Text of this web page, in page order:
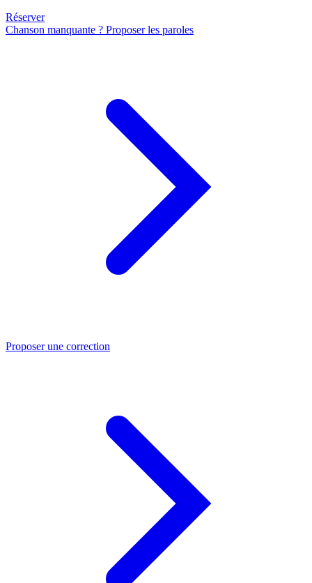
Réserver
Chanson manquante ? Proposer les paroles
Proposer une correction